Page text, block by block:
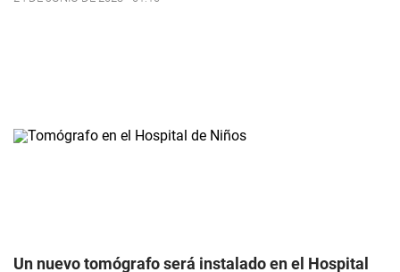
Un nuevo tomógrafo será instalado en el Hospital